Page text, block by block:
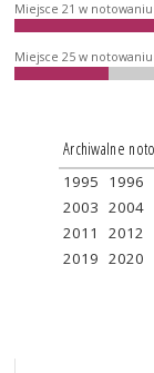
Miejsce 21 w
Miejsce 25 w
Archiwalne
1995 1996
2003 2004
2011
2012
2019 2020